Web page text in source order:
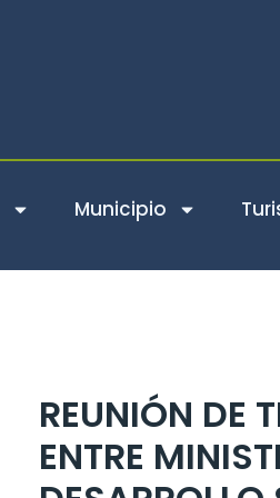
Municipio
REUNIÓN DE
ENTRE